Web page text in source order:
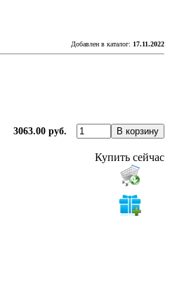
Добавлен в каталог: 17.11.2022
3063.00 руб.
Купить сейчас